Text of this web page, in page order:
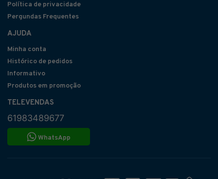
Política de privacidade
Pergundas Frequentes
AJUDA
Minha conta
Histórico de pedidos
Informativo
Produtos em promoção
TELEVENDAS
61983489677
WhatsApp